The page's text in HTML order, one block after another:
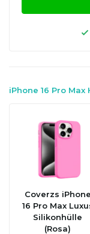
iPhone 16 Pro
Coverzs iPhone
16 Pro Max
Silikonhülle
(Rosa)